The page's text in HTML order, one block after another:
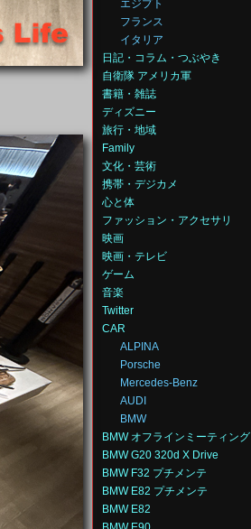
エジプト
フランス
イタリア
日記・コラム・つぶやき
自衛隊 アメリカ軍
書籍・雑誌
ディズニー
旅行・地域
Family
文化・芸術
携帯・デジカメ
心と体
ファッション・アクセサリ
映画
映画・テレビ
ゲーム
音楽
Twitter
CAR
ALPINA
Porsche
Mercedes-Benz
AUDI
BMW
BMW オフラインミーティング
BMW G20 320d X Drive
BMW F32 プチメンテ
BMW E82 プチメンテ
BMW E82